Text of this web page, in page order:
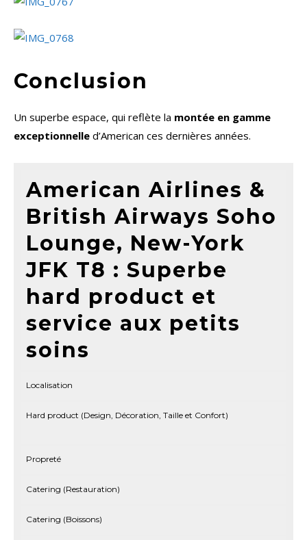
Conclusion
Un superbe espace, qui reflète la montée en gamme
exceptionnelle d’American ces dernières années.
American Airlines &
British Airways Soho
Lounge, New-York
JFK T8 : Superbe
hard product et
service aux petits
soins
Localisation
Hard product (Design, Décoration, Taille et Confort)
Propreté
Catering (Restauration)
Catering (Boissons)